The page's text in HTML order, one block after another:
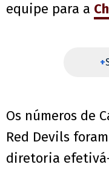
equipe para a
+
Os números de
Red Devils
diretoria